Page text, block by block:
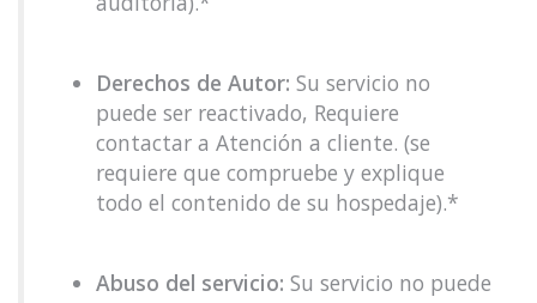
Derechos de Autor: Su servicio no
puede ser reactivado, Requiere
contactar a Atención a cliente. (se
requiere que compruebe y explique
todo el contenido de su hospedaje).*
Abuso del servicio: Su servicio no puede